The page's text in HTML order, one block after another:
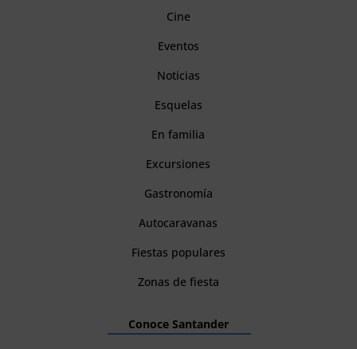
Cine
Eventos
Noticias
Esquelas
En familia
Excursiones
Gastronomía
Autocaravanas
Fiestas populares
Zonas de fiesta
Conoce Santander